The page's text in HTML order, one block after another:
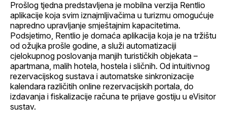
Prošlog tjedna predstavljena je mobilna verzija Rentlio
aplikacije koja svim iznajmljivačima u turizmu omogućuje
napredno upravljanje smještajnim kapacitetima.
Podsjetimo, Rentlio je domaća aplikacija koja je na tržištu
od ožujka prošle godine, a služi automatizaciji
cjelokupnog poslovanja manjih turističkih objekata –
apartmana, malih hotela, hostela i sličnih. Od intuitivnog
rezervacijskog sustava i automatske sinkronizacije
kalendara različitih online rezervacijskih portala, do
izdavanja i fiskalizacije računa te prijave gostiju u eVisitor
sustav.